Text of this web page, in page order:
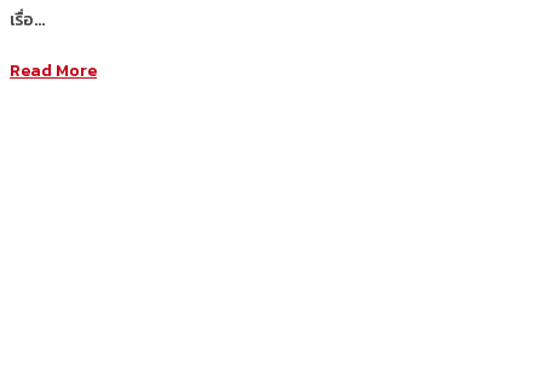
เรื่อ…
Read More